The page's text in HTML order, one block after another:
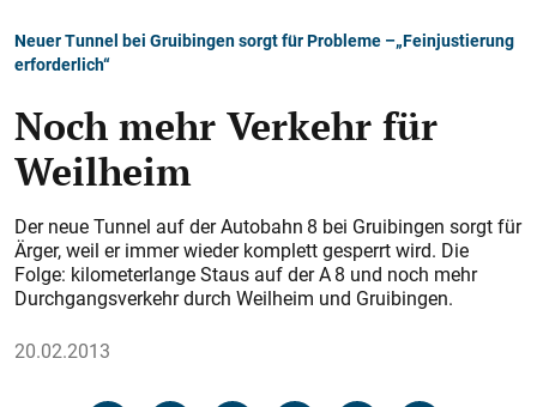
Neuer Tunnel bei Gruibingen sorgt für Probleme –„Feinjustierung
erforderlich“
Noch mehr Verkehr für
Weilheim
Der neue Tunnel auf der ­Autobahn 8 bei Gruibingen sorgt für
Ärger, weil er immer wieder komplett gesperrt wird. Die
Folge: kilometerlange Staus auf der A 8 und noch mehr
Durchgangsverkehr durch ­Weilheim und Gruibingen.
20.02.2013